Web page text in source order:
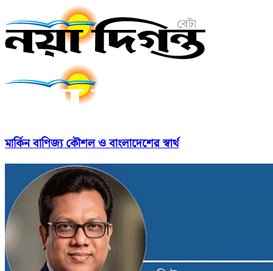
মার্কিন বাণিজ্য কৌশল ও বাংলাদেশের স্বার্থ